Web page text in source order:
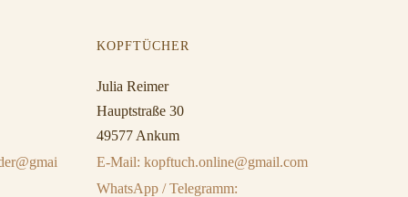
KOPFTÜCHER
Julia Reimer
Hauptstraße 30
49577 Ankum
E-Mail: kopftuch.online@gmail.com
WhatsApp / Telegramm: